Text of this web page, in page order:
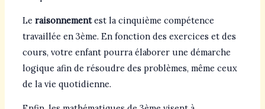
Le raisonnementest la cinquième compétence
travaillée en 3ème. En fonction des exercices et des
cours, votre enfant pourra élaborer une démarche
logique afin de résoudre des problèmes, même ceux
de la vie quotidienne.